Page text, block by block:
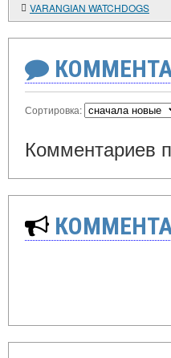
VARANGIAN WATCHDOGS
Сортировка:
Комментариев